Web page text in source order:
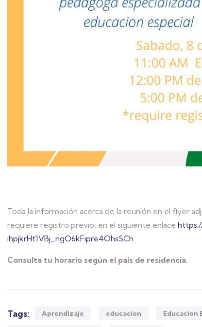
Toda la información acerca de la reunión en el flyer
requiere registro previo, en el siguiente enlace
ihpjkrHt1VBj_ngO6kFipre4OhsSCh
Consulta tu horario según el país de residencia.
Tags: Aprendizaje educacion Educacion